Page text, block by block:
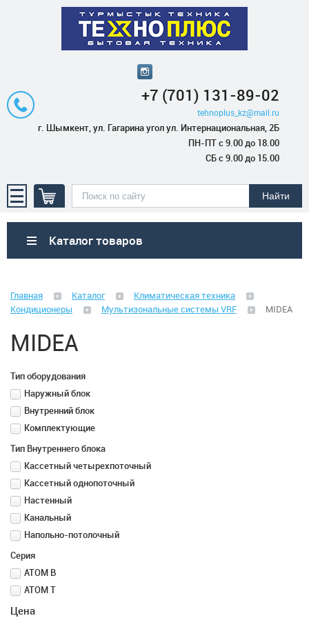
+7 (701) 131-89-02
tehnoplus_kz@mail.ru
г. Шымкент, ул. Гагарина угол ул. Интернациональная, 2Б
ПН-ПТ с 9.00 до 18.00
СБ с 9.00 до 15.00
Каталог товаров
Климатическая техника
Вентиляция
Вентиляторы
Водонагреватели
Воздушные завесы
Диспенсеры для бумажных полотенец, салфеток,
туалетной бумаги, жидкого мыла
Кулеры для воды
Кондиционеры
Главная Каталог
Климатическая техника
Кондиционеры
Мультизональные системы VRF MIDEA
MIDEA
Тип оборудования
Наружный блок
Внутренний блок
Комплектующие
Тип Внутреннего блока
Кассетный четырехпоточный
Кассетный однопоточный
Настенный
Канальный
Напольно-потолочный
Серия
ATOM B
ATOM T
Цена